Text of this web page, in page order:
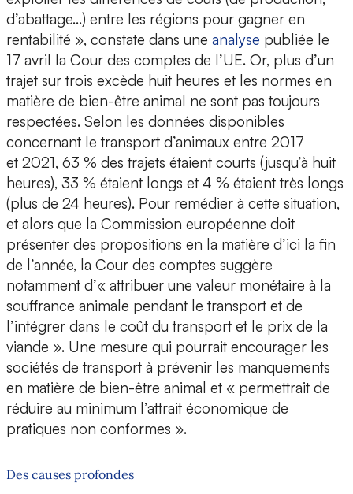
d’abattage…) entre les régions pour gagner en
rentabilité », constate dans une analyse publiée le
17 avril la Cour des comptes de l’UE. Or, plus d’un
trajet sur trois excède huit heures et les normes en
matière de bien-être animal ne sont pas toujours
respectées. Selon les données disponibles
concernant le transport d’animaux entre 2017
et 2021, 63 % des trajets étaient courts (jusqu’à huit
heures), 33 % étaient longs et 4 % étaient très longs
(plus de 24 heures). Pour remédier à cette situation,
et alors que la Commission européenne doit
présenter des propositions en la matière d’ici la fin
de l’année, la Cour des comptes suggère
notamment d’« attribuer une valeur monétaire à la
souffrance animale pendant le transport et de
l’intégrer dans le coût du transport et le prix de la
viande ». Une mesure qui pourrait encourager les
sociétés de transport à prévenir les manquements
en matière de bien-être animal et « permettrait de
réduire au minimum l’attrait économique de
pratiques non conformes ».
Des causes profondes